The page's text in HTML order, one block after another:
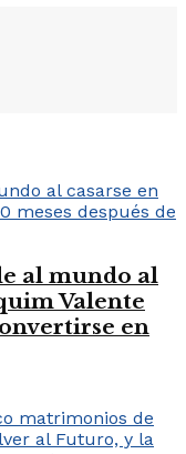
al mundo al
Valente
en